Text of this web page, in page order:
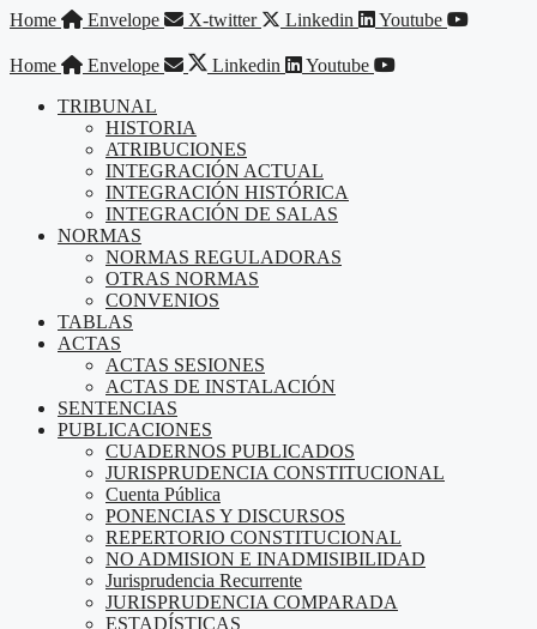
Saltar
contenido
Home Envelope X-twitter Linkedin Youtube
Home Envelope Linkedin
Youtube
TRIBUNAL
HISTORIA
ATRIBUCIONES
INTEGRACIÓN ACTUAL
INTEGRACIÓN HISTÓRICA
INTEGRACIÓN DE SALAS
NORMAS
NORMAS REGULADORAS
OTRAS NORMAS
CONVENIOS
TABLAS
ACTAS
ACTAS SESIONES
ACTAS DE INSTALACIÓN
SENTENCIAS
PUBLICACIONES
CUADERNOS PUBLICADOS
JURISPRUDENCIA CONSTITUCIONAL
Cuenta Pública
PONENCIAS Y DISCURSOS
REPERTORIO CONSTITUCIONAL
NO ADMISION E INADMISIBILIDAD
Jurisprudencia Recurrente
JURISPRUDENCIA COMPARADA
ESTADÍSTICAS